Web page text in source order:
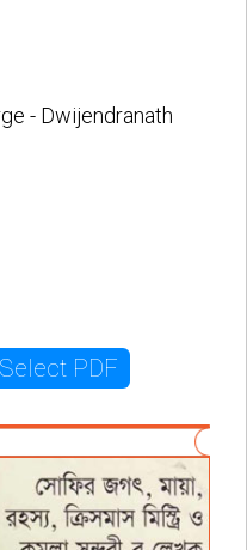
- Dwijendranath
Select PDF